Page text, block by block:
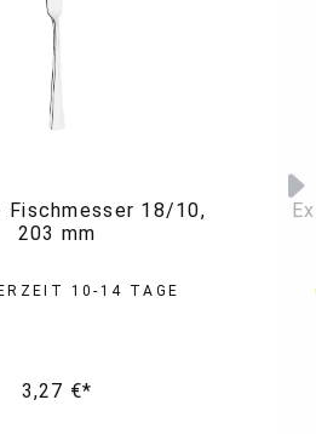
Fischmesser 18/10,
203 mm
10-14 TAGE
3,27 €*